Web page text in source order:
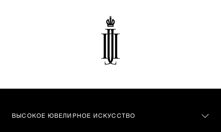
ВЫСОКОЕ ЮВЕЛИРНОЕ ИСКУССТВО